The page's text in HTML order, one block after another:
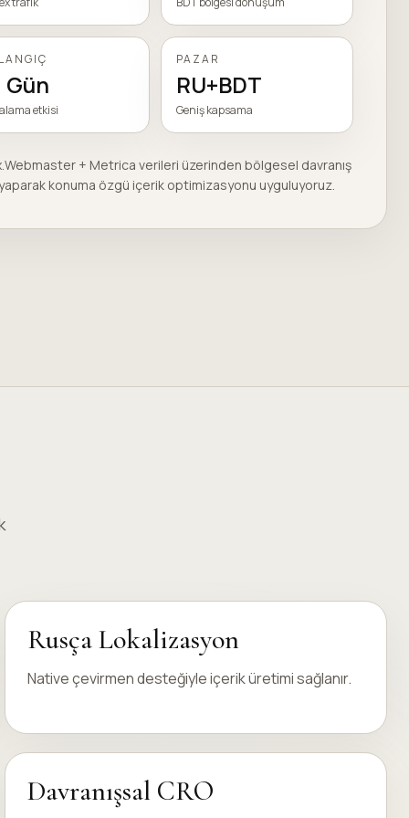
etkisi
PAZAR
RU+BDT
Geniş kapsama
+ Metrica verileri üzerinden bölgesel davranış
konuma özgü içerik optimizasyonu uyguluyoruz.
Rusça Lokalizasyon
Native çevirmen desteğiyle içerik üretimi sağlanır.
Davranışsal CRO